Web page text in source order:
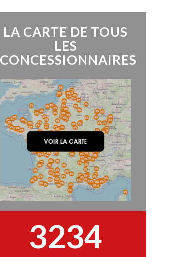
LA CARTE DE TOUS
LES
CONCESSIONNAIRES
3234